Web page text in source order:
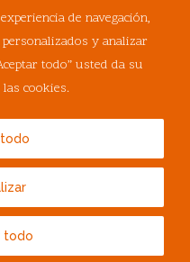
de navegación,
y analizar
todo” usted da su
cookies.
todo